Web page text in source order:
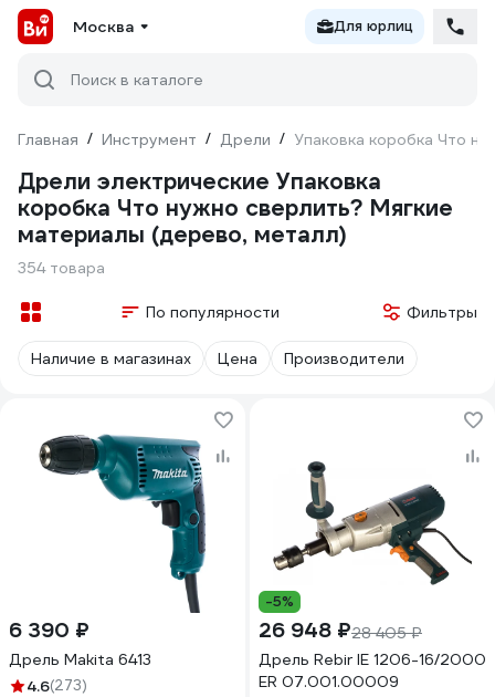
Москва Для юрлиц
Поиск в каталоге
Главная / Инструмент / Дрели / Упаковка коробка Что
Дрели электрические Упаковка
коробка Что нужно сверлить? Мягкие
материалы (дерево, металл)
354 товара
По популярности Фильтры
Наличие в магазинах Цена Производители
6 390 ₽
Дрель Makita 6413
4.6(273)
-5%
26 948 ₽28 405 ₽
Дрель Rebir IE 1206-16/2000
ЕR 07.001.00009